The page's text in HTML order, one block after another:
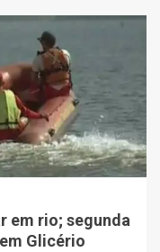
em rio; segunda
Glicério